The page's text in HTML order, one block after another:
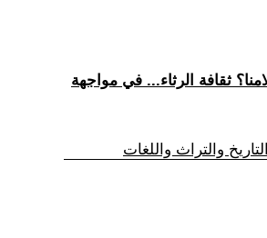
ثقافة الرثاء... في مواجهة
والتراث واللغات